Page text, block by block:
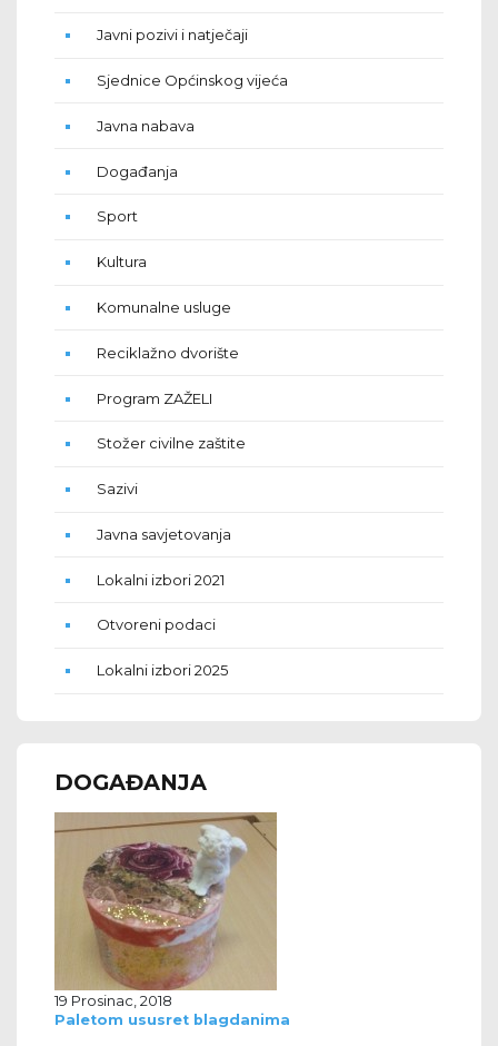
Javni pozivi i natječaji
Sjednice Općinskog vijeća
Javna nabava
Događanja
Sport
Kultura
Komunalne usluge
Reciklažno dvorište
Program ZAŽELI
Stožer civilne zaštite
Sazivi
Javna savjetovanja
Lokalni izbori 2021
Otvoreni podaci
Lokalni izbori 2025
DOGAĐANJA
19 Prosinac, 2018
Paletom ususret blagdanima